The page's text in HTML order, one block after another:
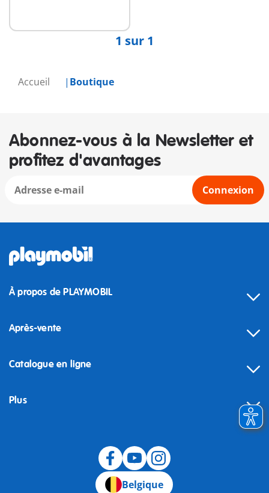
Accueil Boutique
1 sur 1
Abonnez-vous à la Newsletter et
profitez d'avantages
Connexion
À propos de PLAYMOBIL
Après-vente
Catalogue en ligne
Plus
Belgique